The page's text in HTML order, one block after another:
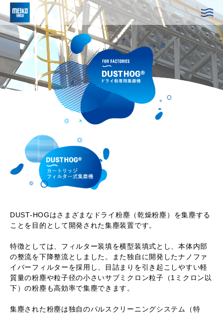
DUST-HOGはさまざまなドライ粉塵（乾燥粉塵）を集塵する
ことを目的として開発された集塵装置です。
特徴としては、フィルター装填を横型装填式とし、本体内部
の整流を下降整流としました。また独自に開発したナノファ
イバーフィルターを採用し、目詰まりを引き起こしやすい軽
質量の粉塵や粒子径の小さいサブミクロン粒子（1ミクロン以
下）の粉塵も高効率で集塵できます。
集塵された粉塵は独自のパルスクリーニングシステム（特